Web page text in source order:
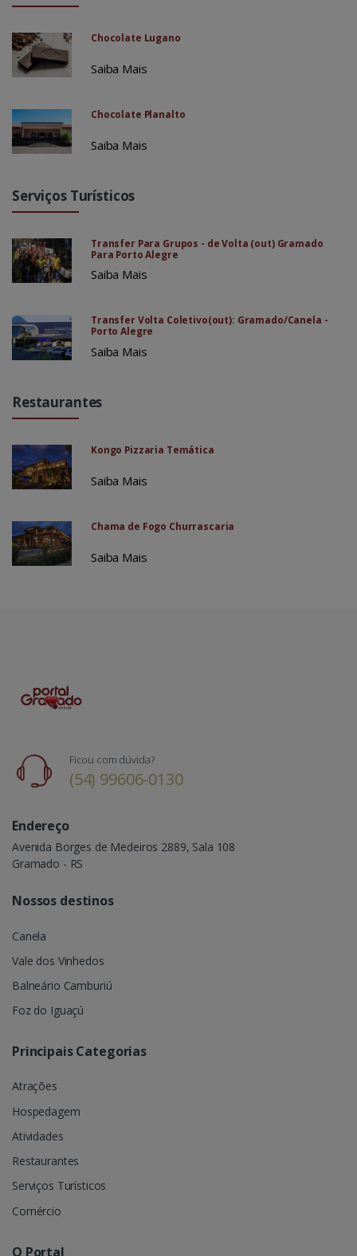
Chocolate Lugano
Saiba Mais
Chocolate Planalto
Saiba Mais
Serviços Turísticos
Transfer Para Grupos - de Volta (out) Gramado
Para Porto Alegre
Saiba Mais
Transfer Volta Coletivo(out): Gramado/Canela -
Porto Alegre
Saiba Mais
Restaurantes
Kongo Pizzaria Temática
Saiba Mais
Chama de Fogo Churrascaria
Saiba Mais
Ficou com dúvida?
(54) 99606-0130
Endereço
Avenida Borges de Medeiros 2889, Sala 108
Gramado - RS
Nossos destinos
Canela
Vale dos Vinhedos
Balneário Camburiú
Foz do Iguaçú
Principais Categorias
Atrações
Hospedagem
Atividades
Restaurantes
Serviços Turísticos
Comércio
O Portal